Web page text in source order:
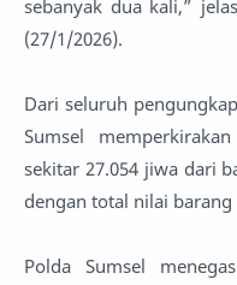
sebanyak dua kali,”
(27/1/2026).
Dari seluruh
Sumsel
sekitar 27.054 jiwa dari
dengan total nilai
Polda Sumsel